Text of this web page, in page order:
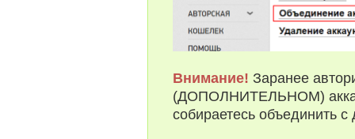
Внимание! Заранее
(ДОПОЛНИТЕЛЬНОМ)
собираетесь